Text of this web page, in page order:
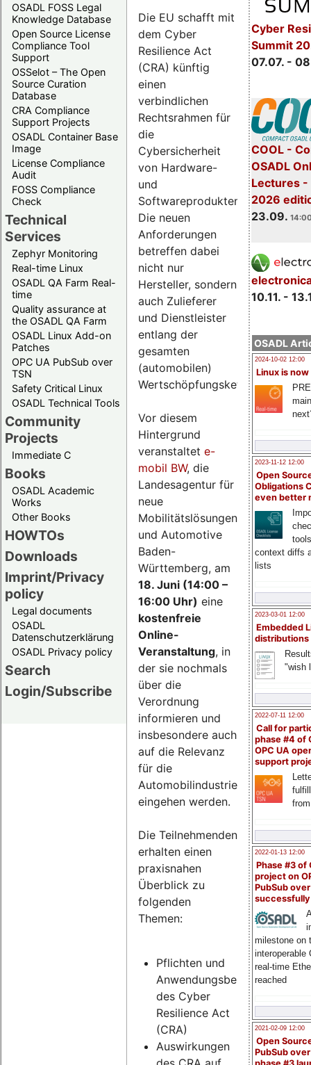
OSADL FOSS Legal
Knowledge Database
Open Source License
Compliance Tool
Support
OSSelot – The Open
Source Curation
Database
CRA Compliance
Support Projects
OSADL Container Base
Image
License Compliance
Audit
FOSS Compliance
Check
Technical
Services
Zephyr Monitoring
Real-time Linux
OSADL QA Farm Real-
time
Quality assurance at
the OSADL QA Farm
OSADL Linux Add-on
Patches
OPC UA PubSub over
TSN
Safety Critical Linux
OSADL Technical Tools
Community
Projects
Immediate C
Books
OSADL Academic
Works
Other Books
HOWTOs
Downloads
Imprint/Privacy
policy
Legal documents
OSADL
Datenschutzerklärung
OSADL Privacy policy
Search
Login/Subscribe
Cyber
Summit
07.07. -
COOL -
OSADL
Lectures -
2026
23.09.
10.11. -
OSADL
2024-10-02 12:00
Linux is now
2023-11-12 12:00
Open
Obligations
even better
context diffs
lists
2023-03-01 12:00
Embedded
distributions
"wish
2022-07-11 12:00
Call for
phase #4 of
OPC UA
support
2022-01-13 12:00
Phase #3 of
project on
PubSub over
milestone on
interoperable
real-time
reached
2021-02-09 12:00
Open
PubSub
Die EU schafft mit
dem Cyber
Resilience Act
(CRA) künftig
einen
verbindlichen
Rechtsrahmen für
die
Cybersicherheit
von Hardware-
und
Softwareprodukten.
Die neuen
Anforderungen
betreffen dabei
nicht nur
Hersteller, sondern
auch Zulieferer
und Dienstleister
entlang der
gesamten
(automobilen)
Wertschöpfungskette.
Vor diesem
Hintergrund
veranstaltet e-
mobil BW, die
Landesagentur für
neue
Mobilitätslösungen
und Automotive
Baden-
Württemberg, am
18. Juni (14:00 –
16:00 Uhr) eine
kostenfreie
Online-
Veranstaltung, in
der sie nochmals
über die
Verordnung
informieren und
insbesondere auch
auf die Relevanz
für die
Automobilindustrie
eingehen werden.
Die Teilnehmenden
erhalten einen
praxisnahen
Überblick zu
folgenden
Themen:
Pflichten und
Anwendungsbereich
des Cyber
Resilience Act
(CRA)
Auswirkungen